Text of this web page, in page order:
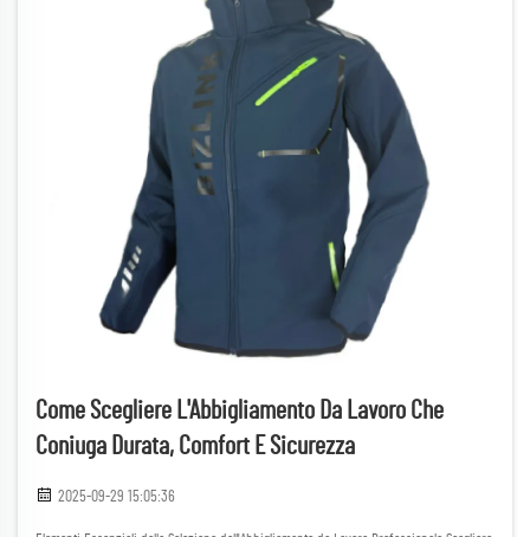
Come Scegliere L'Abbigliamento Da Lavoro Che
Coniuga Durata, Comfort E Sicurezza
2025-09-29 15:05:36